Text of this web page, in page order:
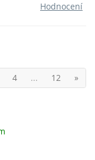
Hodnocení
4 ... 12 »